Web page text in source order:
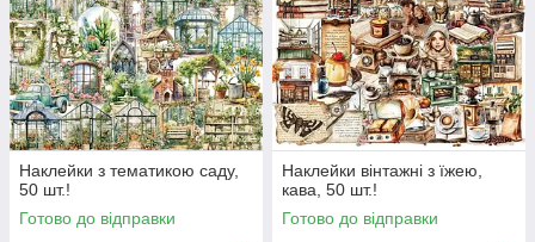
Наклейки з тематикою саду,
50 шт.!
Готово до відправки
Наклейки вінтажні з їжею,
кава, 50 шт.!
Готово до відправки